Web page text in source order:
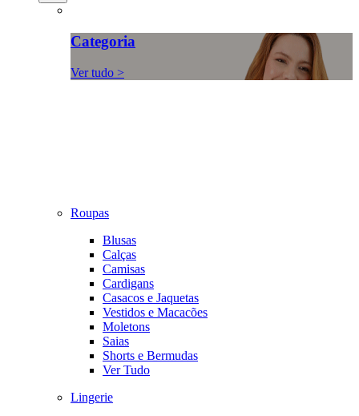
Categoria
Ver tudo >
Roupas
Blusas
Calças
Camisas
Cardigans
Casacos e Jaquetas
Vestidos e Macacões
Moletons
Saias
Shorts e Bermudas
Ver Tudo
Lingerie